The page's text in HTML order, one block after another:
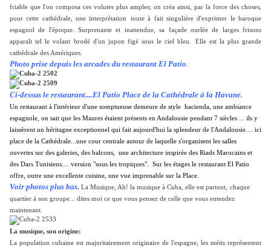
friable que l'on composa ces volutes plus amples; on créa ainsi, par la force des choses,
pour cette cathédrale, une interprétation
toute à fait singulière d'exprimer le baroque
espagnol de l'époque. Surprenante et inattendue, sa façade ourlée de larges frisons
apparaît tel le volant brodé d'un jupon figé sous le ciel bleu.
Elle est la plus grande
cathédrale des Amériques.
Photo prise depuis les arcades du restaurant El Patio.
Ci-dessus le restaurant....El Patio Place de la Cathédrale à la Havane.
Un restaurant à l'intérieur d'une somptueuse demeure de style hacienda, une ambiance
espagnole, on sait que les Maures étaient présents en Andalousie pendant 7 siècles ... ils y
laissèrent un héritagne exceptionnel qui fait aujourd'hui la splendeur de l'Andalousie.... ici
place de la Cathédrale...une cour centrale autour de laquelle s'organisent les salles
ouvertes sur des galeries, des balcons, une architecture inspirée des Riads Marocains et
des Dars Tunisiens.... version "sous les tropiques". Sur les étages le restaurant El Patio
offre, outre une excellente cuisine, une vue imprenable sur la Place.
Voir photos plus bas. La Musique, Ah! la musique à Cuba, elle est partout,
chaque
quartier à son groupe... dites moi ce que vous pensez de celle que vous entendez
maintenant.
La musique, son origine:
La population cubaine est majoritairement originaire de l'espagne; les métis représentent